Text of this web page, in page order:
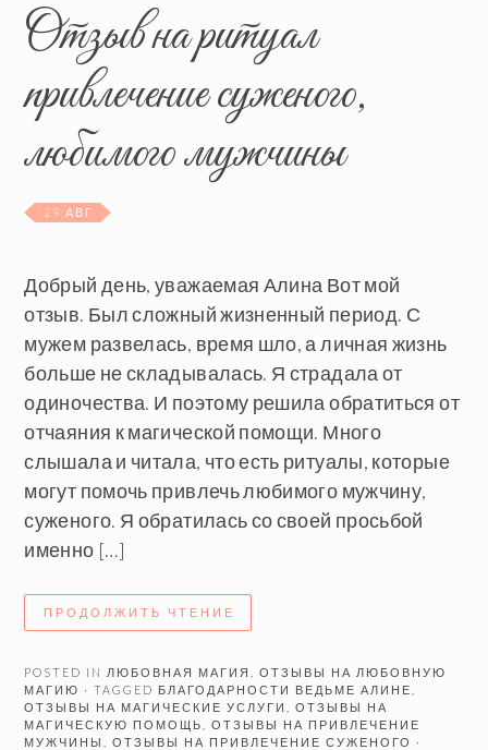
Отзыв на ритуал
привлечение суженого,
любимого мужчины
29 АВГ
Добрый день, уважаемая Алина Вот мой
отзыв. Был сложный жизненный период. С
мужем развелась, время шло, а личная жизнь
больше не складывалась. Я страдала от
одиночества. И поэтому решила обратиться от
отчаяния к магической помощи. Много
слышала и читала, что есть ритуалы, которые
могут помочь привлечь любимого мужчину,
суженого. Я обратилась со своей просьбой
именно […]
ПРОДОЛЖИТЬ ЧТЕНИЕ
POSTED IN ЛЮБОВНАЯ МАГИЯ ,ОТЗЫВЫ НА ЛЮБОВНУЮ
МАГИЮ · TAGGED БЛАГОДАРНОСТИ ВЕДЬМЕ АЛИНЕ
ОТЗЫВЫ НА МАГИЧЕСКИЕ УСЛУГИ
,ОТЗЫВЫ НА
МАГИЧЕСКУЮ ПОМОЩЬ
,ОТЗЫВЫ НА ПРИВЛЕЧЕНИЕ
МУЖЧИНЫ
,ОТЗЫВЫ НА ПРИВЛЕЧЕНИЕ СУЖЕНОГО
·